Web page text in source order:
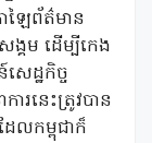
ឡៃព័ត៌មាន
ង្គម ដើម្បីកេង
ដ្ឋកិច្ច
រនេះត្រូវបាន
ែលកម្ពុជាក៏